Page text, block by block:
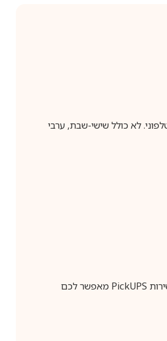
עד חמישה ימי עסקים מיום שלאחר ביצוע ההזמנה, בין השעות 9:00-21:00 כולל תיאום טלפוני. לא כולל שישי-שבת, ערבי
PickUPS מאפשר לכם